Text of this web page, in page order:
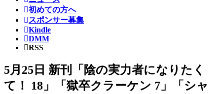
初めての方へ
スポンサー募集
Kindle
DMM
RSS
5月25日 新刊「陰の実力者になりたく
て！ 18」「獄卒クラーケン 7」「シャ